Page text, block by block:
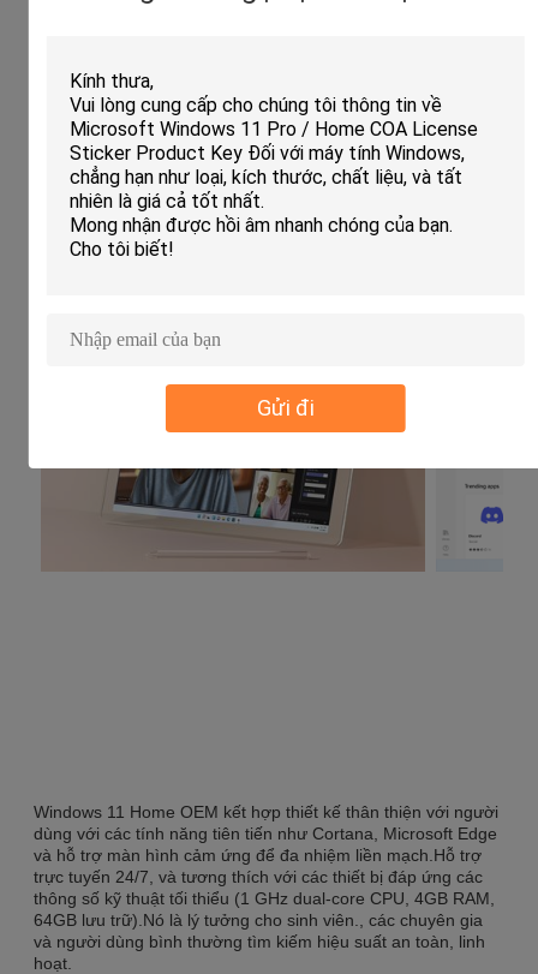
Gửi đi
Thời hạn cấp
phép
Phiên bản
Nhà
Lưu trữ
Thiết bị lưu trữ 64 GB hoặc lớn hơn
Khả năng tương
thích
Tương thích với hầu hết các ứng dụng và thiết bị
Windows 10
Windows 11 Home OEM kết hợp thiết kế thân thiện với người
dùng với các tính năng tiên tiến như Cortana, Microsoft Edge
và hỗ trợ màn hình cảm ứng để đa nhiệm liền mạch.Hỗ trợ
trực tuyến 24/7, và tương thích với các thiết bị đáp ứng các
thông số kỹ thuật tối thiểu (1 GHz dual-core CPU, 4GB RAM,
64GB lưu trữ).Nó là lý tưởng cho sinh viên., các chuyên gia
và người dùng bình thường tìm kiếm hiệu suất an toàn, linh
hoạt.